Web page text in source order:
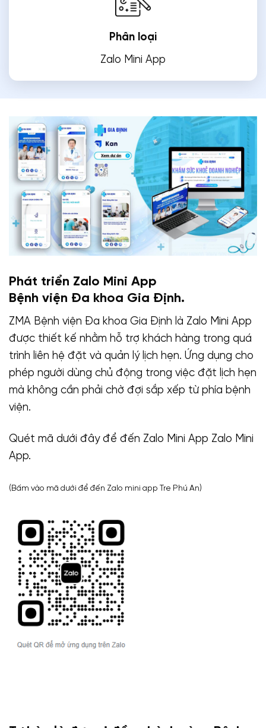
Phân loại
Zalo Mini App
Phát triển Zalo Mini App
Bệnh viện Đa khoa Gia Định.
ZMA Bệnh viện Đa khoa Gia Định là Zalo Mini App
được thiết kế nhằm hỗ trợ khách hàng trong quá
trình liên hệ đặt và quản lý lịch hẹn. Ứng dụng cho
phép người dùng chủ động trong việc đặt lịch hẹn
mà không cần phải chờ đợi sắp xếp từ phía bệnh
viện.
Quét mã dưới đây để đến Zalo Mini App Zalo Mini
App.
(Bấm vào mã dưới để đến Zalo mini app Tre Phú An)